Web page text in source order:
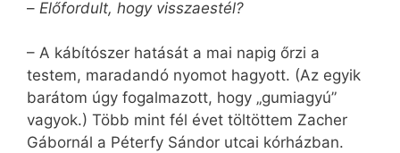
– Előfordult, hogy visszaestél?
– A kábítószer hatását a mai napig őrzi a
testem, maradandó nyomot hagyott. (Az egyik
barátom úgy fogalmazott, hogy „gumiagyú”
vagyok.) Több mint fél évet töltöttem Zacher
Gábornál a Péterfy Sándor utcai kórházban.